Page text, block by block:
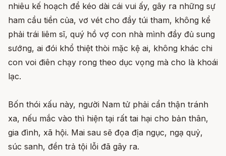
nhiêu kế hoạch để kéo dài cái vui ấy, gây ra những sự
ham cầu tiền của, vơ vét cho đầy túi tham, không kể
phải trái liêm sĩ, quý hồ vợ con nhà mình đầy đủ sung
sướng, ai đói khổ thiệt thòi mặc kệ ai, không khác chi
con voi điên chạy rong theo dục vọng mà cho là khoái
lạc.
Bốn thói xấu này, người Nam tử phải cẩn thận tránh
xa, nếu mắc vào thì hiện tại rất tai hại cho bản thân,
gia đình, xã hội. Mai sau sẽ đọa địa ngục, ngạ quỷ,
súc sanh, đền trả tội lỗi đã gây ra.